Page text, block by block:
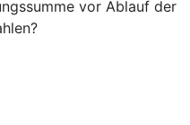
vor Ablauf der